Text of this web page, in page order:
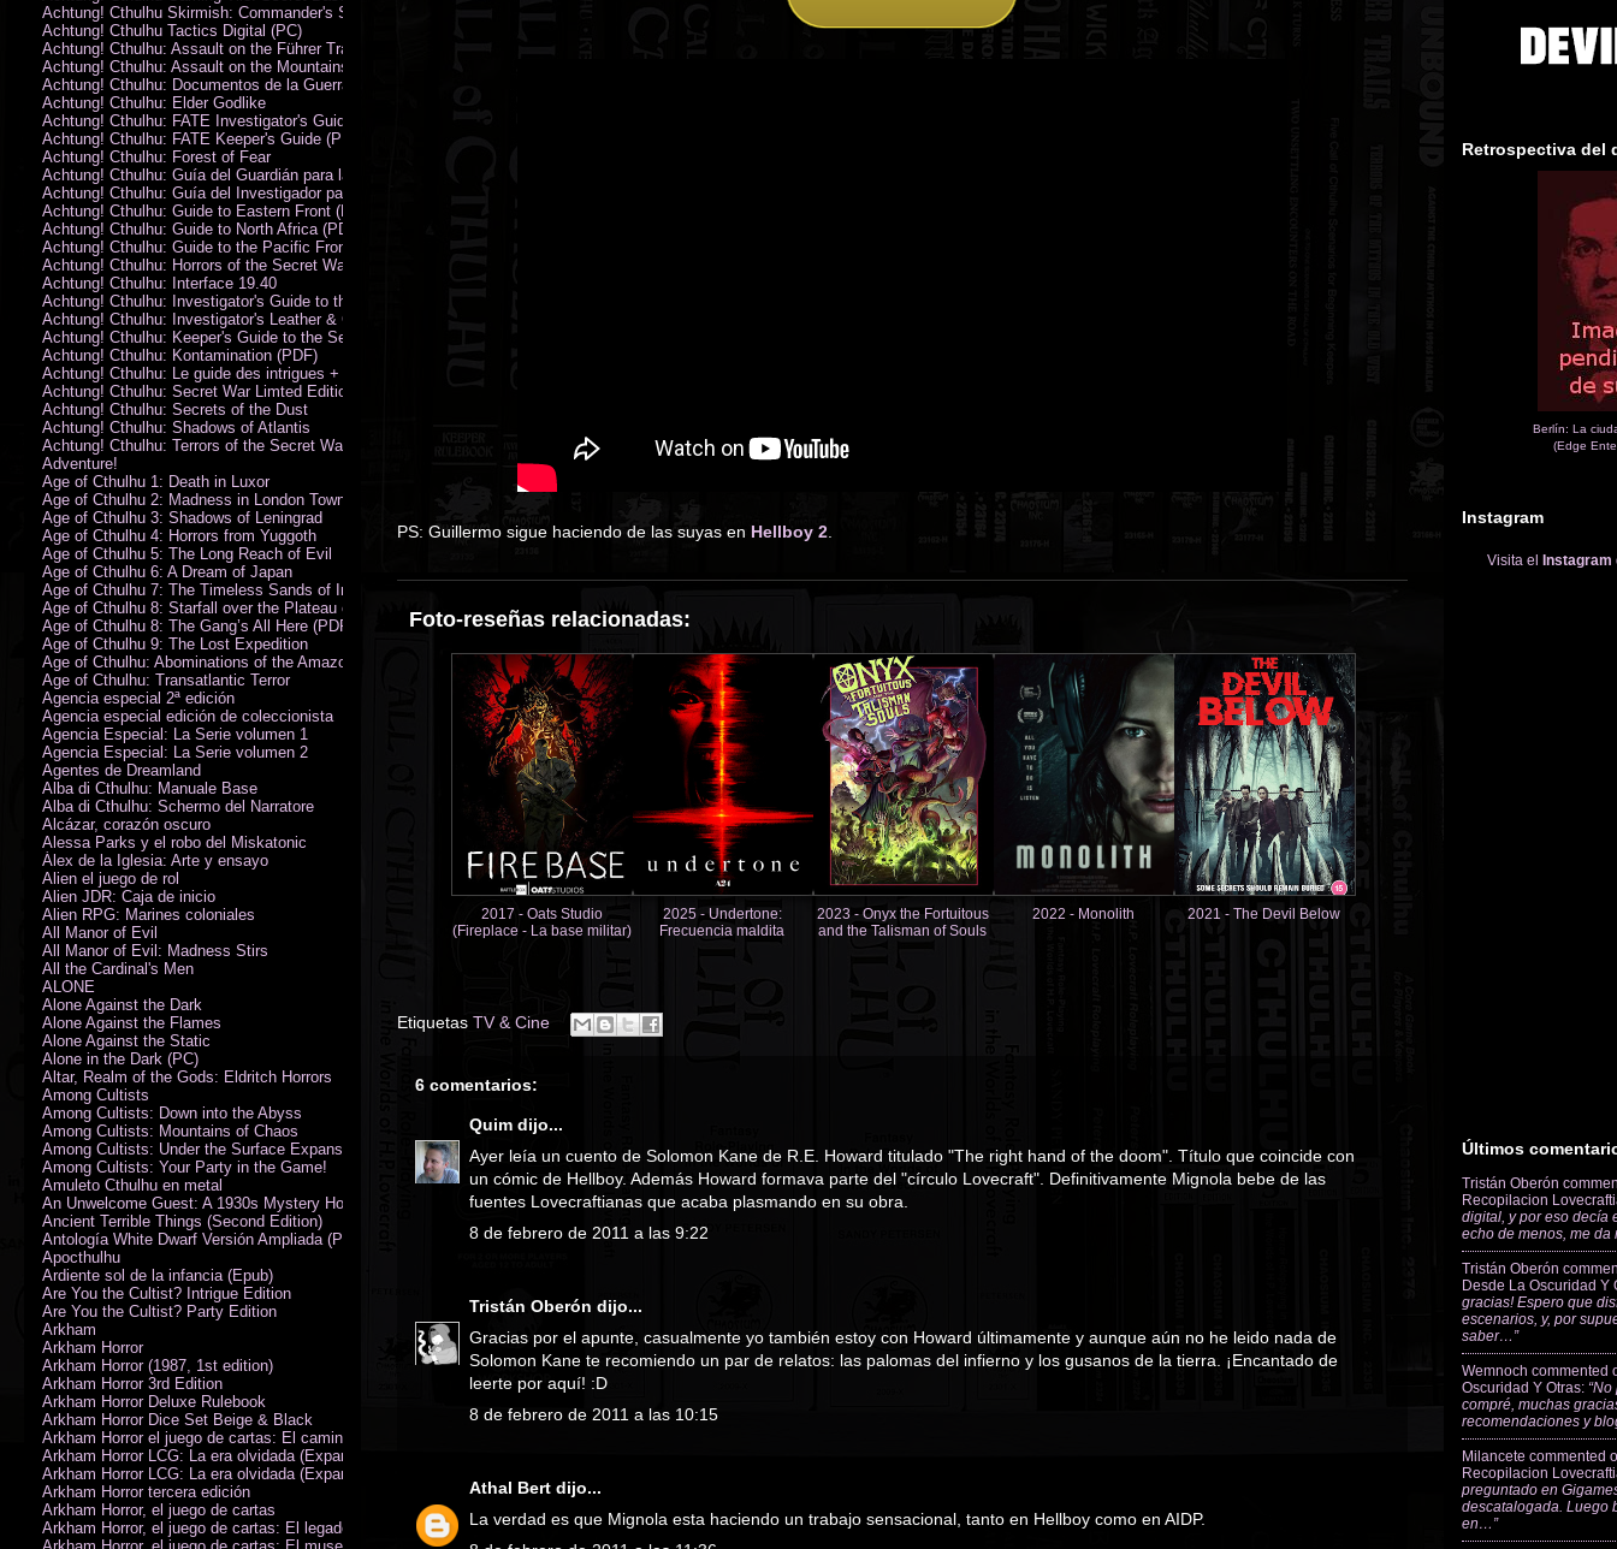
PS: Guillermo sigue haciendo de las suyas en Hellboy 2
Foto-reseñas relacionadas:
2017 - Oats Studio
(Fireplace - La base militar)
2025 - Undertone:
Frecuencia maldita
2023 - Onyx the Fortuitous
and the Talisman of Souls
2022 - Monolith 2021 - The Devil Below
Etiquetas TV & Cine
6 comentarios:
Quim dijo...
Ayer leía un cuento de Solomon Kane de R.E. Howard titulado "The right hand of the doom". Título que coincide con
un cómic de Hellboy. Además Howard formava parte del "círculo Lovecraft". Definitivamente Mignola bebe de las
fuentes Lovecraftianas que acaba plasmando en su obra.
8 de febrero de 2011 a las 9:22
Tristán Oberón dijo...
Gracias por el apunte, casualmente yo también estoy con Howard últimamente y aunque aún no he leido nada de
Solomon Kane te recomiendo un par de relatos: las palomas del infierno y los gusanos de la tierra. ¡Encantado de
leerte por aquí! :D
8 de febrero de 2011 a las 10:15
Athal Bert dijo...
La verdad es que Mignola esta haciendo un trabajo sensacional, tanto en Hellboy como en AIDP.
Achtung! Cthulhu Skirmish: Commander's Set
Achtung! Cthulhu Tactics Digital (PC)
Achtung! Cthulhu: Assault on the Führer Train
Achtung! Cthulhu: Assault on the Mountains of Madness
Achtung! Cthulhu: Documentos de la Guerra Secreta
Achtung! Cthulhu: Elder Godlike
Achtung! Cthulhu: FATE Investigator's Guide (PDF)
Achtung! Cthulhu: FATE Keeper's Guide (PDF)
Achtung! Cthulhu: Forest of Fear
Achtung! Cthulhu: Guía del Guardián para la Guerra Secreta
Achtung! Cthulhu: Guía del Investigador para la Guerra Secreta
Achtung! Cthulhu: Guide to Eastern Front (PDF)
Achtung! Cthulhu: Guide to North Africa (PDF)
Achtung! Cthulhu: Guide to the Pacific Front
Achtung! Cthulhu: Horrors of the Secret War
Achtung! Cthulhu: Interface 19.40
Achtung! Cthulhu: Investigator's Guide to the Secret War
Achtung! Cthulhu: Investigator's Leather & Canvas Bag
Achtung! Cthulhu: Keeper's Guide to the Secret War
Achtung! Cthulhu: Kontamination (PDF)
Achtung! Cthulhu: Le guide des intrigues + ecran
Achtung! Cthulhu: Secret War Limted Edition Book
Achtung! Cthulhu: Secrets of the Dust
Achtung! Cthulhu: Shadows of Atlantis
Achtung! Cthulhu: Terrors of the Secret War
Adventure!
Age of Cthulhu 1: Death in Luxor
Age of Cthulhu 2: Madness in London Town
Age of Cthulhu 3: Shadows of Leningrad
Age of Cthulhu 4: Horrors from Yuggoth
Age of Cthulhu 5: The Long Reach of Evil
Age of Cthulhu 6: A Dream of Japan
Age of Cthulhu 7: The Timeless Sands of India
Age of Cthulhu 8: Starfall over the Plateau of Leng
Age of Cthulhu 8: The Gang’s All Here (PDF)
Age of Cthulhu 9: The Lost Expedition
Age of Cthulhu: Abominations of the Amazon
Age of Cthulhu: Transatlantic Terror
Agencia especial 2ª edición
Agencia especial edición de coleccionista
Agencia Especial: La Serie volumen 1
Agencia Especial: La Serie volumen 2
Agentes de Dreamland
Alba di Cthulhu: Manuale Base
Alba di Cthulhu: Schermo del Narratore
Alcázar, corazón oscuro
Alessa Parks y el robo del Miskatonic
Álex de la Iglesia: Arte y ensayo
Alien el juego de rol
Alien JDR: Caja de inicio
Alien RPG: Marines coloniales
All Manor of Evil
All Manor of Evil: Madness Stirs
All the Cardinal's Men
ALONE
Alone Against the Dark
Alone Against the Flames
Alone Against the Static
Alone in the Dark (PC)
Altar, Realm of the Gods: Eldritch Horrors
Among Cultists
Among Cultists: Down into the Abyss
Among Cultists: Mountains of Chaos
Among Cultists: Under the Surface Expansion
Among Cultists: Your Party in the Game!
Amuleto Cthulhu en metal
An Unwelcome Guest: A 1930s Mystery Horror Adventure RPG
Ancient Terrible Things (Second Edition)
Antología White Dwarf Versión Ampliada (PDF)
Apocthulhu
Ardiente sol de la infancia (Epub)
Are You the Cultist? Intrigue Edition
Are You the Cultist? Party Edition
Arkham
Arkham Horror
Arkham Horror (1987, 1st edition)
Arkham Horror 3rd Edition
Arkham Horror Deluxe Rulebook
Arkham Horror Dice Set Beige & Black
Arkham Horror el juego de cartas: El camino a Carcosa - Exp. campaña
Arkham Horror LCG: La era olvidada (Expansión de campaña)
Arkham Horror LCG: La era olvidada (Expansión de investigadores)
Arkham Horror tercera edición
Arkham Horror, el juego de cartas
Arkham Horror, el juego de cartas: El legado de Dunwich expansión
Retrospectiva del
Berlín: La
(Edge
Instagram
Visita el Instagram
Últimos
Tristán Oberón
Recopilacion
digital, y por eso decía
echo de menos, me
Tristán Oberón
Desde La Oscuridad Y
gracias! Espero que
escenarios, y, por
saber…”
Wemnoch commented
Oscuridad Y Otras:
compré, muchas
recomendaciones y
Milancete commented
Recopilacion
preguntado en
descatalogada. Luego
en…”